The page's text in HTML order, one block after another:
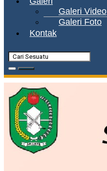
Galeri Video
Galeri Foto
Kontak